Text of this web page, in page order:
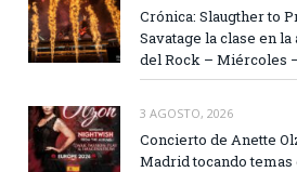
Crónica: Slaugther to
Savatage la clase en
del Rock – Miércoles
3 AGOSTO, 2026
Concierto de Anette
Madrid tocando